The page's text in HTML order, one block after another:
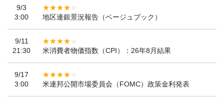
9/3
3:00
地区連銀景況報告（ベージュブック）
9/11
21:30
米消費者物価指数（CPI）：26年8月結果
9/17
3:00
米連邦公開市場委員会（FOMC）政策金利発表